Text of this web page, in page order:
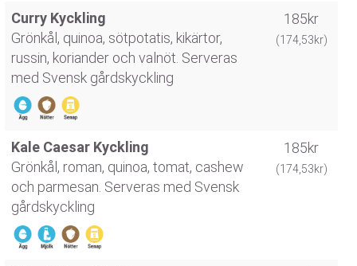
Curry Kyckling
Grönkål, quinoa, sötpotatis, kikärtor,
russin, koriander och valnöt. Serveras
med Svensk gårdskyckling
185kr
(174,53kr)
Kale Caesar Kyckling
Grönkål, roman, quinoa, tomat, cashew
och parmesan. Serveras med Svensk
gårdskyckling
185kr
(174,53kr)